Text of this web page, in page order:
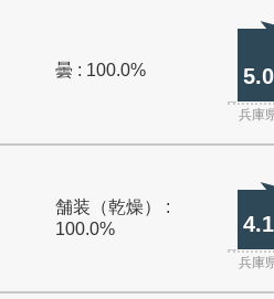
曇 : 100.0% 5.0
兵庫
舗装（乾燥） :
100.0%
4.1
兵庫